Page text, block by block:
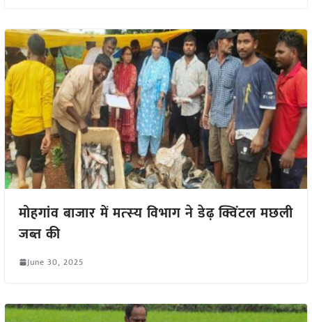
मोहगांव बाजार में मत्‍स्‍य विभाग ने डेढ़ क्विंटल मछली
जब्त की
June 30, 2025